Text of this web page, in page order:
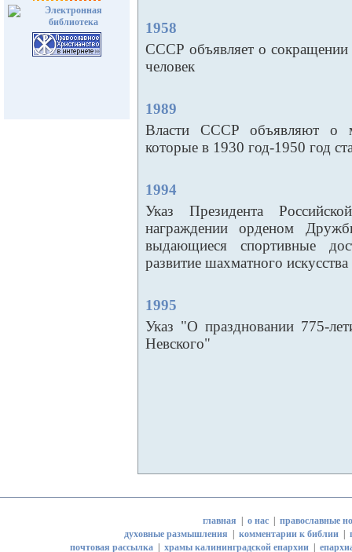
1958
СССР объявляет о сокращении
человек
1989
Власти СССР объявляют о
которые в 1930 год-1950 год
1994
Указ Президента
награждении орденом
выдающиеся спортивные
развитие шахматного искусства
1995
Указ "О праздновании 775-
Невского"
главная о нас| православные
духовные размышления
комментарии к библии
почтовая рассылка| храмы калининградской епархии|